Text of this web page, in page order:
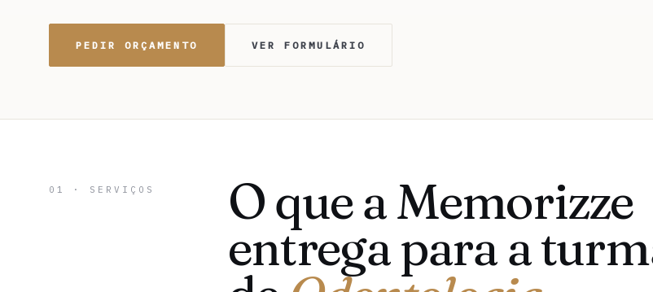
PEDIR ORÇAMENTO VER FORMULÁRIO
01 · SERVIÇOS O que a Memorizze
entrega para a